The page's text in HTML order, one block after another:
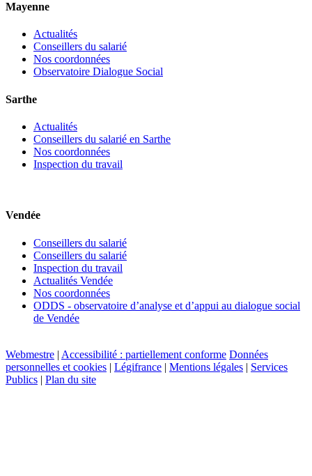
Mayenne
Actualités
Conseillers du salarié
Nos coordonnées
Observatoire Dialogue Social
Sarthe
Actualités
Conseillers du salarié en Sarthe
Nos coordonnées
Inspection du travail
Vendée
Conseillers du salarié
Conseillers du salarié
Inspection du travail
Actualités Vendée
Nos coordonnées
ODDS - observatoire d’analyse et d’appui au dialogue social
de Vendée
Webmestre | Accessibilité : partiellement conforme Données
personnelles et cookies | Légifrance | Mentions légales | Services
Publics | Plan du site